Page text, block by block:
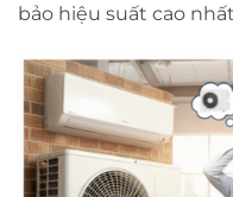
bảo hiệu suất cao